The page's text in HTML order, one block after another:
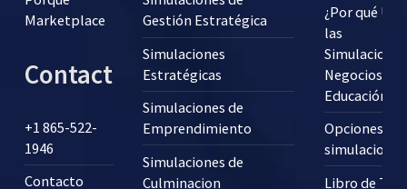
Marketplace
Contact
+1 865-522-
1946
Contacto
Gestión Estratégica
Simulaciones
Estratégicas
Simulaciones de
Emprendimiento
Simulaciones de
Culminacion
¿Por qué
las
Negocios en
Educación?
Opciones
simulaciones
Libro de